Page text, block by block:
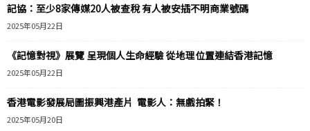
記協：至少8家傳媒20人被查稅 有人被安插不明商業號碼
2025年05月22日
《記憶對視》展覽 呈現個人生命經驗 從地理位置連結香港記憶
2025年05月22日
香港電影發展局圖振興港產片 電影人：無戲拍緊！
2025年05月20日